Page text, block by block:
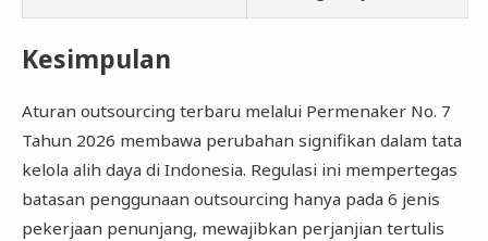
Kesimpulan
Aturan outsourcing terbaru melalui Permenaker No. 7
Tahun 2026 membawa perubahan signifikan dalam tata
kelola alih daya di Indonesia. Regulasi ini mempertegas
batasan penggunaan outsourcing hanya pada 6 jenis
pekerjaan penunjang, mewajibkan perjanjian tertulis